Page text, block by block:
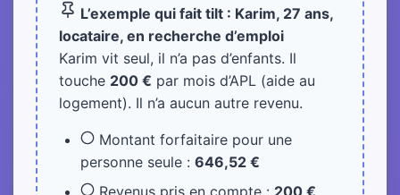
L’exemple qui fait tilt : Karim, 27 ans,
locataire, en recherche d’emploi
Karim vit seul, il n’a pas d’enfants. Il
touche 200 € par mois d’APL (aide au
logement). Il n’a aucun autre revenu.
Montant forfaitaire pour une
personne seule : 646,52 €
Revenus pris en compte : 200 €